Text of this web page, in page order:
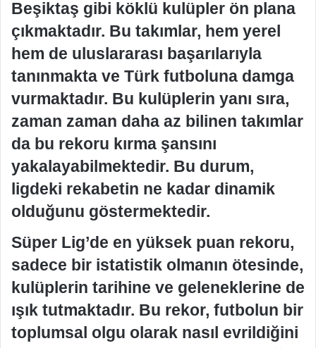
Beşiktaş gibi köklü kulüpler ön plana
çıkmaktadır. Bu takımlar, hem yerel
hem de uluslararası başarılarıyla
tanınmakta ve Türk futboluna damga
vurmaktadır. Bu kulüplerin yanı sıra,
zaman zaman daha az bilinen takımlar
da bu rekoru kırma şansını
yakalayabilmektedir. Bu durum,
ligdeki rekabetin ne kadar dinamik
olduğunu göstermektedir.
Süper Lig’de en yüksek puan rekoru,
sadece bir istatistik olmanın ötesinde,
kulüplerin tarihine ve geleneklerine de
ışık tutmaktadır. Bu rekor, futbolun bir
toplumsal olgu olarak nasıl evrildiğini